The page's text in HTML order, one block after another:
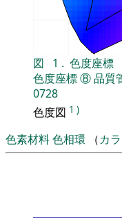
図 1 . 色度座標
色度座標⑧品質
0728
色度図 1 )
色素材料色相環 （カ